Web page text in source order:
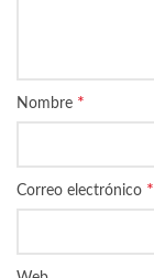
Nombre *
Correo electrónico *